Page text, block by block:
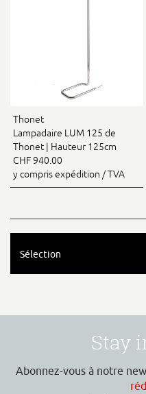
Thonet
Lampadaire LUM 125 de
Thonet | Hauteur 125cm
CHF 940.00
y compris expédition / TVA
Sélection
Stay
Abonnez-vous à notre